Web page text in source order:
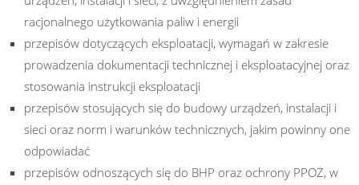
racjonalnego użytkowania paliw i energii
przepisów dotyczących eksploatacji, wymagań w zakresie
prowadzenia dokumentacji technicznej i eksploatacyjnej oraz
stosowania instrukcji eksploatacji
przepisów stosujących się do budowy urządzeń, instalacji i
sieci oraz norm i warunków technicznych, jakim powinny one
odpowiadać
przepisów odnoszących się do BHP oraz ochrony PPOŻ, w